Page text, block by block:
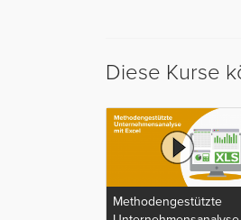
Diese Kurse
Methodengestützte